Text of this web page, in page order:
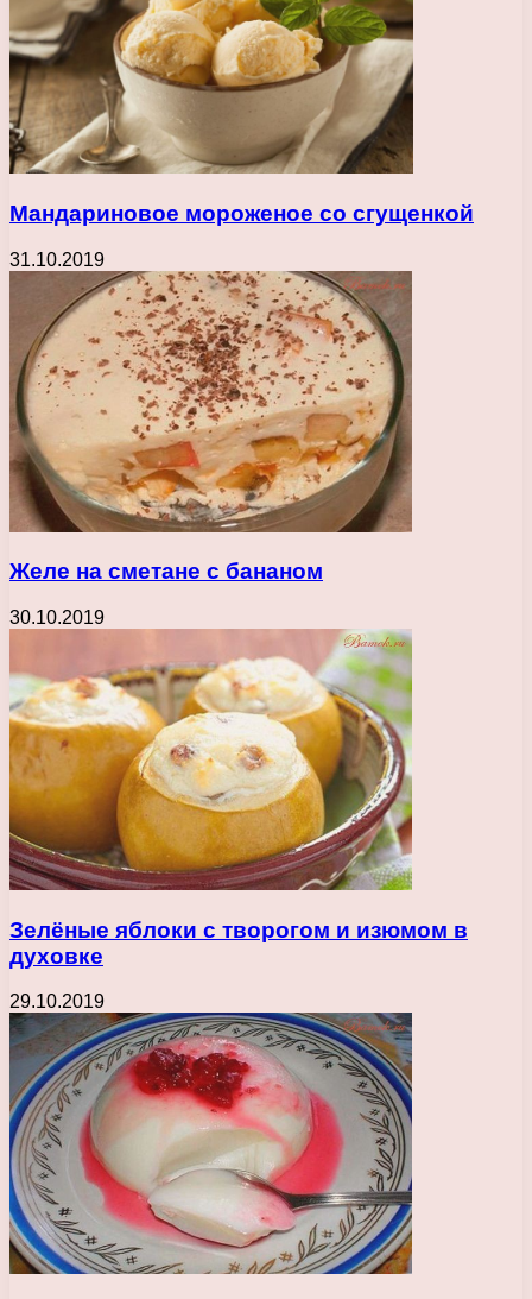
Мандариновое мороженое со сгущенкой
31.10.2019
Желе на сметане с бананом
30.10.2019
Зелёные яблоки с творогом и изюмом в
духовке
29.10.2019